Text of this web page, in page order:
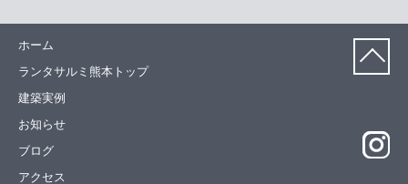
ホーム
ランタサルミ熊本トップ
建築実例
お知らせ
ブログ
アクセス